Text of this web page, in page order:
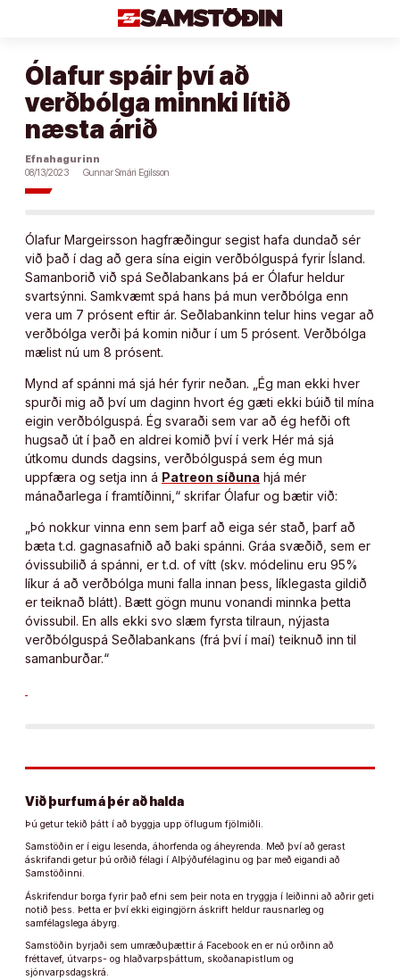
Ólafur spáir því að
verðbólga minnki lítið
næsta árið
Efnahagurinn
08/13/2023
Gunnar Smári Egilsson
Ólafur Margeirsson hagfræðingur segist hafa dundað sér
við það í dag að gera sína eigin verðbólguspá fyrir Ísland.
Samanborið við spá Seðlabankans þá er Ólafur heldur
svartsýnni. Samkvæmt spá hans þá mun verðbólga enn
vera um 7 prósent eftir ár. Seðlabankinn telur hins vegar að
verðbólga verði þá komin niður í um 5 prósent. Verðbólga
mælist nú um 8 prósent.
Mynd af spánni má sjá hér fyrir neðan. „Ég man ekki hver
spurði mig að því um daginn hvort ég gæti ekki búið til mína
eigin verðbólguspá. Ég svaraði sem var að ég hefði oft
hugsað út í það en aldrei komið því í verk Hér má sjá
útkomu dunds dagsins, verðbólguspá sem ég mun
uppfæra og setja inn á Patreon síðuna hjá mér
mánaðarlega í framtíðinni,“ skrifar Ólafur og bætir við:
„Þó nokkur vinna enn sem þarf að eiga sér stað, þarf að
bæta t.d. gagnasafnið að baki spánni. Gráa svæðið, sem er
óvissubilið á spánni, er t.d. of vítt (skv. módelinu eru 95%
líkur á að verðbólga muni falla innan þess, líklegasta gildið
er teiknað blátt). Bætt gögn munu vonandi minnka þetta
óvissubil. En alls ekki svo slæm fyrsta tilraun, nýjasta
verðbólguspá Seðlabankans (frá því í maí) teiknuð inn til
samanburðar.“
Við þurfum á þér að halda
Þú getur tekið þátt í að byggja upp öflugum fjölmiðli.
Samstöðin er í eigu lesenda, áhorfenda og áheyrenda. Með því að gerast
áskrifandi getur þú orðið félagi í Alþýðufélaginu og þar með eigandi að
Samstöðinni.
Áskrifendur borga fyrir það efni sem þeir nota en tryggja í leiðinni að aðrir geti
notið þess. Þetta er því ekki eigingjörn áskrift heldur rausnarleg og
samfélagslega ábyrg.
Samstöðin byrjaði sem umræðuþættir á Facebook en er nú orðinn að
fréttavef, útvarps- og hlaðvarpsþáttum, skoðanapistlum og
sjónvarpsdagskrá.